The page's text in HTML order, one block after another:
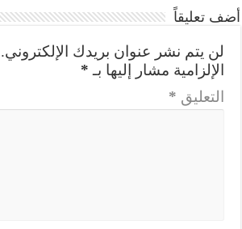
أضف تعليقاً
لن يتم نشر عنوان بريدك الإلكتروني.
الإلزامية مشار إليها بـ *
التعليق *